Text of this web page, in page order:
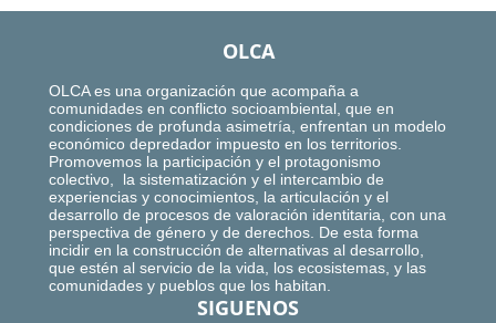
OLCA
OLCA es una organización que acompaña a
comunidades en conflicto socioambiental, que en
condiciones de profunda asimetría, enfrentan un modelo
económico depredador impuesto en los territorios.
Promovemos la participación y el protagonismo
colectivo, la sistematización y el intercambio de
experiencias y conocimientos, la articulación y el
desarrollo de procesos de valoración identitaria, con una
perspectiva de género y de derechos. De esta forma
incidir en la construcción de alternativas al desarrollo,
que estén al servicio de la vida, los ecosistemas, y las
comunidades y pueblos que los habitan.
SIGUENOS